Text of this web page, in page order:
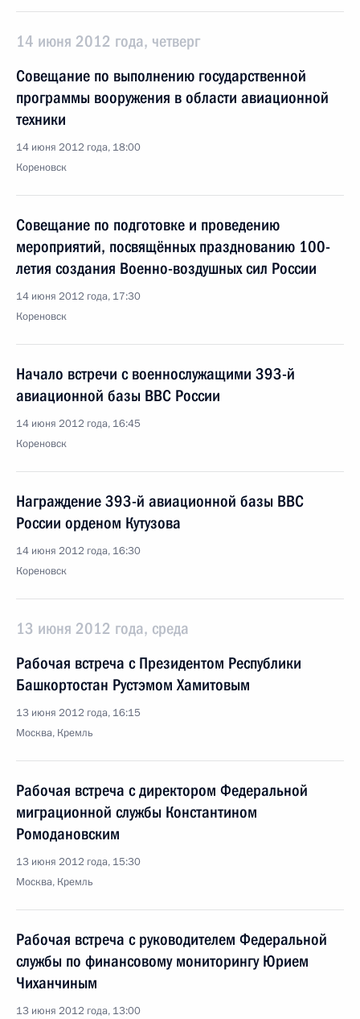
14 июня 2012 года, четверг
Совещание по выполнению государственной
программы вооружения в области авиационной
техники
14 июня 2012 года, 18:00
Кореновск
Совещание по подготовке и проведению
мероприятий, посвящённых празднованию 100-
летия создания Военно-воздушных сил России
14 июня 2012 года, 17:30
Кореновск
Начало встречи с военнослужащими 393-й
авиационной базы ВВС России
14 июня 2012 года, 16:45
Кореновск
Награждение 393-й авиационной базы ВВС
России орденом Кутузова
14 июня 2012 года, 16:30
Кореновск
13 июня 2012 года, среда
Рабочая встреча с Президентом Республики
Башкортостан Рустэмом Хамитовым
13 июня 2012 года, 16:15
Москва, Кремль
Рабочая встреча с директором Федеральной
миграционной службы Константином
Ромодановским
13 июня 2012 года, 15:30
Москва, Кремль
Рабочая встреча с руководителем Федеральной
службы по финансовому мониторингу Юрием
Чиханчиным
13 июня 2012 года, 13:00